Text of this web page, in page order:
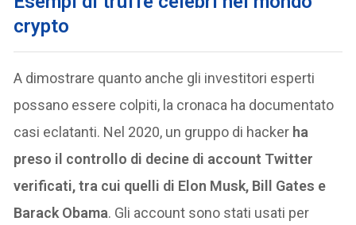
crypto
A dimostrare quanto anche gli investitori esperti
possano essere colpiti, la cronaca ha documentato
casi eclatanti. Nel 2020, un gruppo di hacker ha
preso il controllo di decine di account Twitter
verificati, tra cui quelli di Elon Musk, Bill Gates e
Barack Obama. Gli account sono stati usati per